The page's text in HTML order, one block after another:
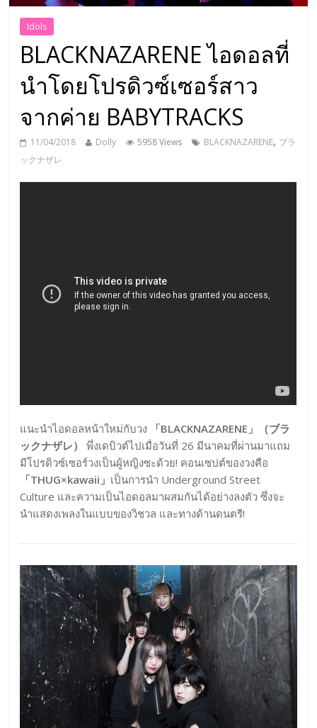
Idols
BLACKNAZARENE ไอดอลที่
นำโดยโปรดิวซ์เซอร์สาว
จากค่าย BABYTRACKS
11/04/2018 Dolly 5958 Views BLACKNAZARENE, ブラ
ックナザレ
แนะนำไอดอลหน้าใหม่กับวง
「BLACKNAZARENE」（ブラ
ックナザレ）
พึ่งเดบิวต์ไปเมื่อวันที่ 26 มีนาคมที่ผ่านมาแถม
มีโปรดิวซ์เซอร์วงเป็นผู้หญิงซะด้วย! คอนเซปต์ของวงคือ
「THUG×kawaii」 เป็นการนำ Underground Street
Culture และความเป็นไอดอลมาผสมกันได้อย่างลงตัว ซึ่งจะ
นำแสดงเพลงในแบบของวิชวล และทางด้านดนตรี!